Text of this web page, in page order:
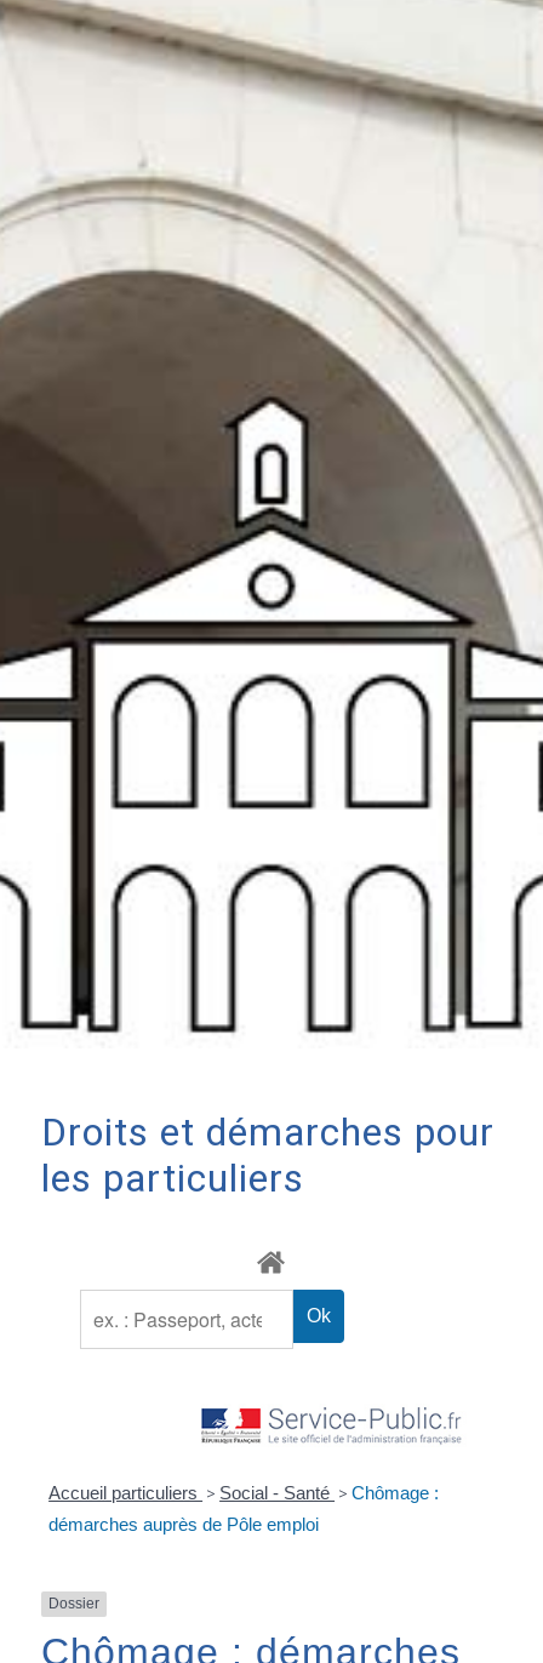
Droits et démarches pour
les particuliers
Accueil particuliers > Social - Santé > Chômage :
démarches auprès de Pôle emploi
Dossier
Chômage : démarches